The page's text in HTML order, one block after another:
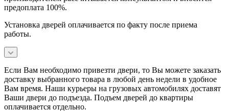
предоплата 100%.
Установка дверей оплачивается по факту после приема
работы.
Если Вам необходимо привезти двери, то Вы можете заказать
доставку выбранного товара в любой день недели в удобное
Вам время. Наши курьеры на грузовых автомобилях доставят
Ваши двери до подъезда. Подъем дверей до квартиры
оплачивается отдельно.